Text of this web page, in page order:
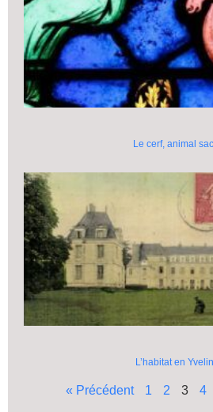
Le cerf, animal
L’habitat en
« Précédent 1 2 3 4